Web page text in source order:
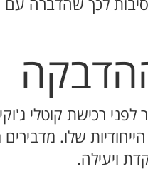
לכך שהדברה עם
רכישת קוטלי
שלו.
ויעילה.